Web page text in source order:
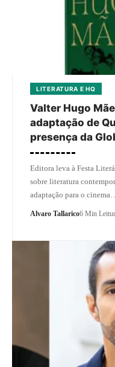
LITERATURA E HQ
Valter Hugo
adaptação de
presença da
Editora leva à Festa
sobre literatura
adaptação para o
Alvaro Tallarico6 Min